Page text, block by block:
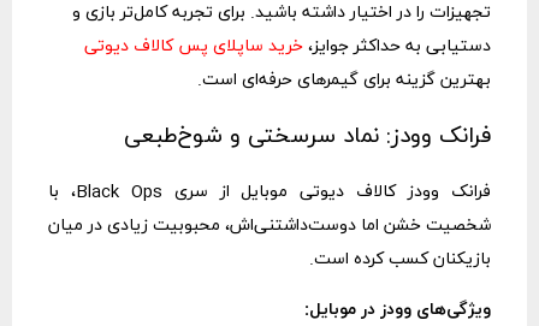
تجهیزات را در اختیار داشته باشید. برای تجربه کامل‌تر بازی و
دستیابی به حداکثر جوایز، خرید ساپلای پس کالاف دیوتی
بهترین گزینه برای گیمرهای حرفه‌ای است.
فرانک وودز: نماد سرسختی و شوخ‌طبعی
فرانک وودز کالاف دیوتی موبایل از سری Black Ops، با
شخصیت خشن اما دوست‌داشتنی‌اش، محبوبیت زیادی در میان
بازیکنان کسب کرده است.
ویژگی‌های وودز در موبایل: